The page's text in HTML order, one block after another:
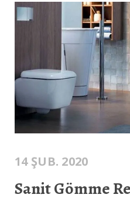
14 ŞUB. 2020
Sanit Gömme